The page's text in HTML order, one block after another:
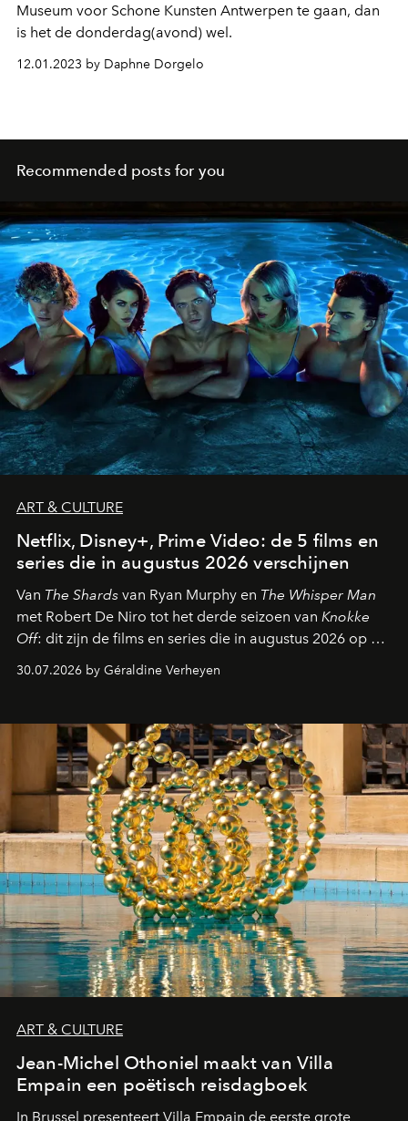
Museum voor Schone Kunsten Antwerpen te gaan, dan
is het de donderdag(avond) wel.
12.01.2023 by Daphne Dorgelo
Recommended posts for you
ART & CULTURE
Netflix, Disney+, Prime Video: de 5 films en
series die in augustus 2026 verschijnen
Van The Shards van Ryan Murphy en The Whisper Man
met Robert De Niro tot het derde seizoen van Knokke
Off: dit zijn de films en series die in augustus 2026 op de
streamingplatformen verschijnen.
30.07.2026 by Géraldine Verheyen
ART & CULTURE
Jean-Michel Othoniel maakt van Villa
Empain een poëtisch reisdagboek
In Brussel presenteert Villa Empain de eerste grote